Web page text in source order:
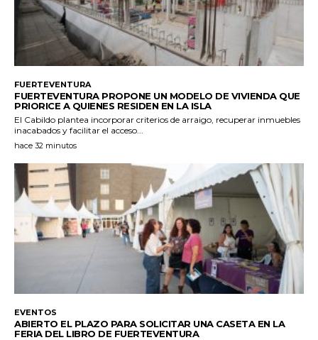
FUERTEVENTURA
FUERTEVENTURA PROPONE UN MODELO DE VIVIENDA QUE
PRIORICE A QUIENES RESIDEN EN LA ISLA
El Cabildo plantea incorporar criterios de arraigo, recuperar inmuebles
inacabados y facilitar el acceso...
hace 32 minutos
EVENTOS
ABIERTO EL PLAZO PARA SOLICITAR UNA CASETA EN LA
FERIA DEL LIBRO DE FUERTEVENTURA